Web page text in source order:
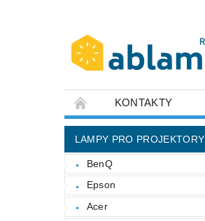
KONTAKTY
LAMPY PRO PROJEKTORY
BenQ
Epson
Acer